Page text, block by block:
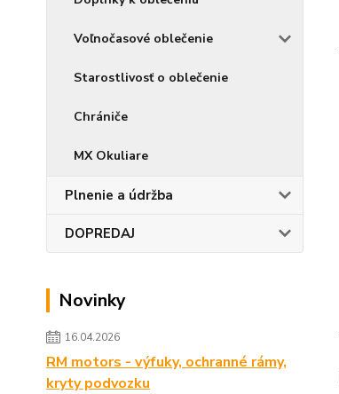
Voľnočasové oblečenie
Starostlivosť o oblečenie
Chrániče
MX Okuliare
Plnenie a údržba
DOPREDAJ
Novinky
16.04.2026
RM motors - výfuky, ochranné rámy,
kryty podvozku